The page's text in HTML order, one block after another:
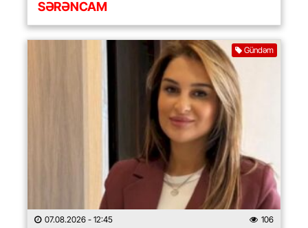
SƏRƏNCAM
Gündəm
07.08.2026 - 12:45 106